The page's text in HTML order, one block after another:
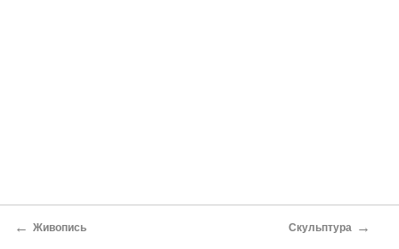
← Живопись Скульптура →